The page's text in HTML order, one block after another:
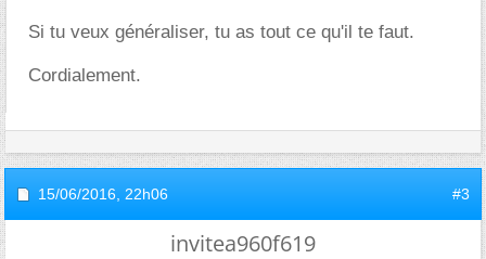
Si tu veux généraliser, tu as tout ce qu'il te faut.
Cordialement.
15/06/2016, 22h06 #3
invitea960f619